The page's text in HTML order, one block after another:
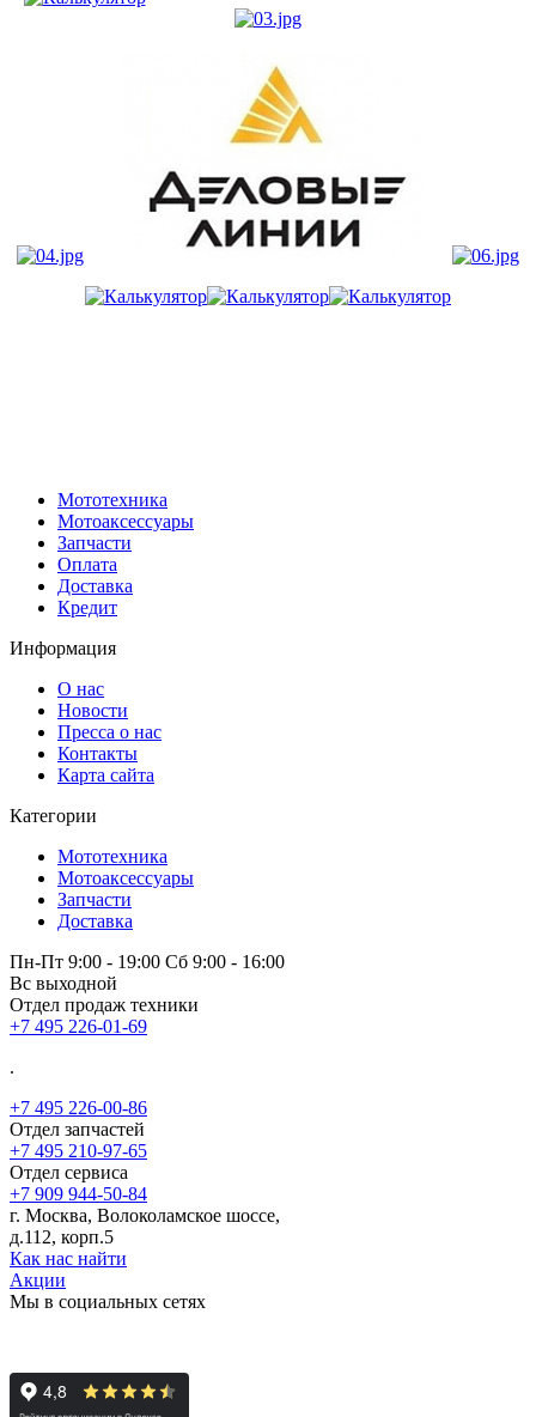
Мототехника
Мотоаксессуары
Запчасти
Оплата
Доставка
Кредит
Информация
О нас
Новости
Пресса о нас
Контакты
Карта сайта
Категории
Мототехника
Мотоаксессуары
Запчасти
Доставка
Пн-Пт 9:00 - 19:00 Сб 9:00 - 16:00
Вс выходной
Отдел продаж техники
+7 495 226-01-69
.
+7 495 226-00-86
Отдел запчастей
+7 495 210-97-65
Отдел сервиса
+7 909 944-50-84
г. Москва, Волоколамское шоссе,
д.112, корп.5
Как нас найти
Акции
Мы в социальных сетях